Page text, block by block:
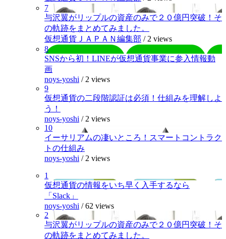
7
与沢翼がリップルの資産のみで２０億円突破！そ
の軌跡をまとめてみました。
仮想通貨ＪＡＰＡＮ編集部 / 2 views
8
SNSから初！LINEが仮想通貨事業に参入情報動
画
noys-yoshi / 2 views
9
仮想通貨の二段階認証は必須！仕組みを理解しよ
う！
noys-yoshi / 2 views
10
イーサリアムの凄いところ！スマートコントラク
トの仕組み
noys-yoshi / 2 views
1
仮想通貨の情報をいち早く入手するなら
「Slack」
noys-yoshi /62 views
2
与沢翼がリップルの資産のみで２０億円突破！そ
の軌跡をまとめてみました。